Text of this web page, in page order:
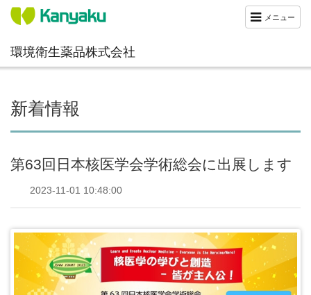
メニュー
環境衛生薬品株式会社
新着情報
第63回日本核医学会学術総会に出展します
2023-11-01 10:48:00